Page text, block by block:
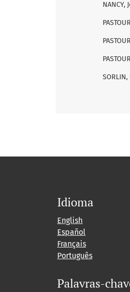
Idioma
English
Español
Français
Português
Palavras-